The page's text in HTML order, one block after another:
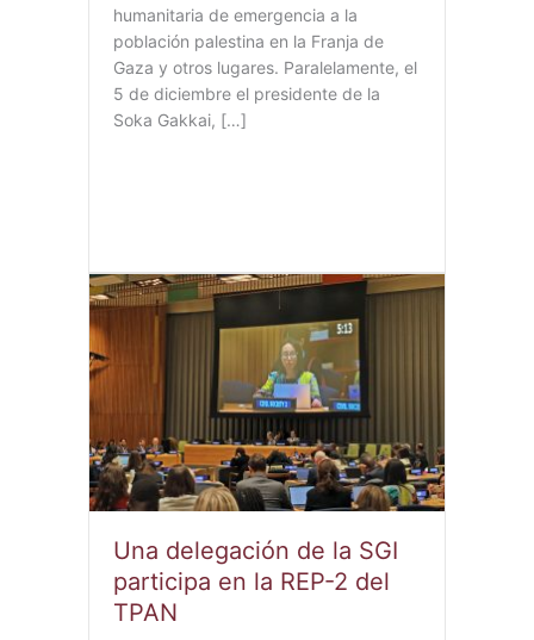
humanitaria de emergencia a la
población palestina en la Franja de
Gaza y otros lugares. Paralelamente, el
5 de diciembre el presidente de la
Soka Gakkai, […]
Una delegación de la SGI
participa en la REP-2 del
TPAN